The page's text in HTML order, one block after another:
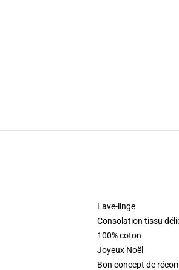
Lave-linge
Consolation tissu
100% coton
Joyeux Noël
Bon concept de